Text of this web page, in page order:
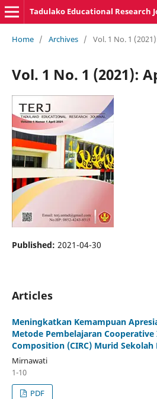
Tadulako Educational Research
Home / Archives / Vol. 1 No. 1
Vol. 1 No. 1 (2021):
Published: 2021-04-30
Articles
Meningkatkan Kemampuan
Metode Pembelajaran
Composition (CIRC) Murid Sekolah
Mirnawati
1-10
PDF